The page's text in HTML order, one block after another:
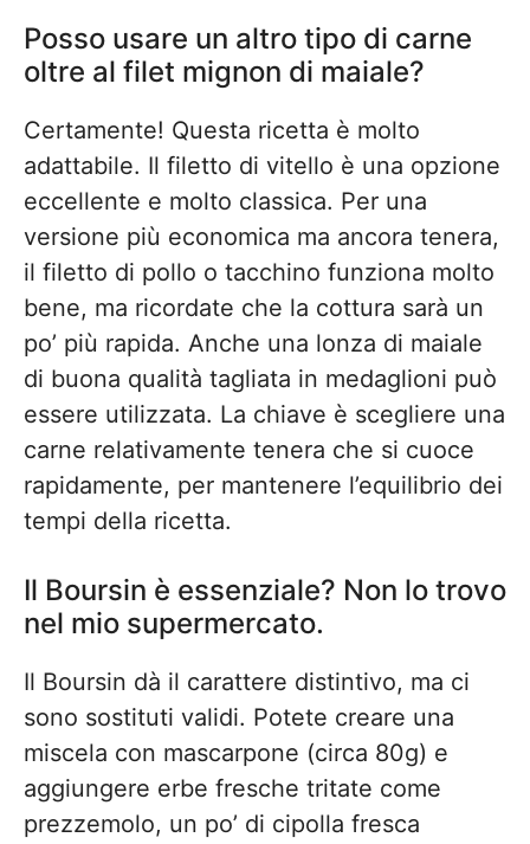
Posso usare un altro tipo di carne
oltre al filet mignon di maiale?
Certamente! Questa ricetta è molto
adattabile. Il filetto di vitello è una opzione
eccellente e molto classica. Per una
versione più economica ma ancora tenera,
il filetto di pollo o tacchino funziona molto
bene, ma ricordate che la cottura sarà un
po’ più rapida. Anche una lonza di maiale
di buona qualità tagliata in medaglioni può
essere utilizzata. La chiave è scegliere una
carne relativamente tenera che si cuoce
rapidamente, per mantenere l’equilibrio dei
tempi della ricetta.
Il Boursin è essenziale? Non lo trovo
nel mio supermercato.
Il Boursin dà il carattere distintivo, ma ci
sono sostituti validi. Potete creare una
miscela con mascarpone (circa 80g) e
aggiungere erbe fresche tritate come
prezzemolo, un po’ di cipolla fresca